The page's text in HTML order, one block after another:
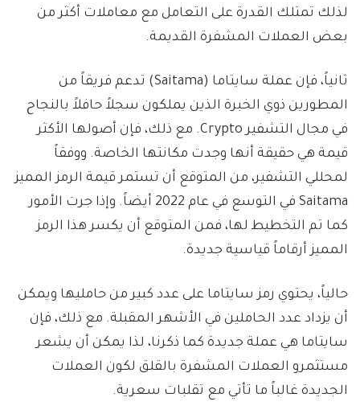
لذلك تمتلك القدرة على التعامل مع معاملات أكثر من
بعض العملات المشفرة القديمة.
ثانياً، فإن عملة سايتاما (Saitama) تدعم فريقاً من
المطورين ذوي الخبرة الذين يملكون سجلاً حافلاً بالنجاح
في مجال التشفير Crypto. مع ذلك، فإن أصولها الأكثر
قيمة هي حقيقة أنها وجدت مكانتها الخاصة. ووفقاً
لمحللي التشفير، من المتوقع أن تستمر قيمة الرمز المميز
Saitama في التوسع في عام 2022 أيضاً. وإذا جرت الأمور
كما تم التخطيط لها، فمن المتوقع أن يكسر هذا الرمز
المميز أرقاماً قياسية جديدة.
حالياً، يحتوي رمز سايتاما على عدد كبير من حامليها ويمكن
أن يزداد عدد الحاملين في الأشهر المقبلة. مع ذلك، فإن
سايتاما هي عملة جديدة كما ذكرنا، لذا يمكن أن يشعر
مستثمرو العملات المشفرة بالقلق لكون العملات
الجديدة غالباً ما تأتي مع تقلبات سعرية.